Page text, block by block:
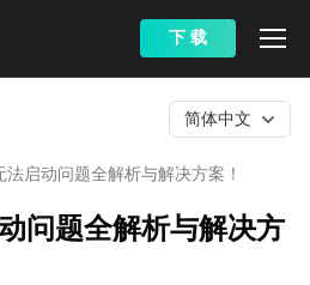
下 载
法启动问题全解析与解决方案！
简体中文
问题全解析与解决方